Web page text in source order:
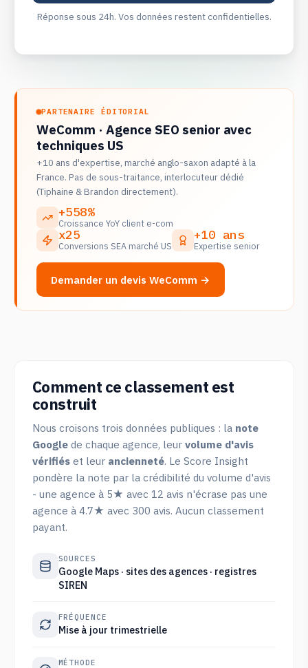
Réponse sous 24h. Vos données restent confidentielles.
PARTENAIRE ÉDITORIAL
WeComm · Agence SEO senior avec
techniques US
+10 ans d'expertise, marché anglo-saxon adapté à la
France. Pas de sous-traitance, interlocuteur dédié
(Tiphaine & Brandon directement).
+558%
Croissance YoY client e-com
x25
Conversions SEA marché US
+10 ans
Expertise senior
Demander un devis WeComm →
Comment ce classement est
construit
Nous croisons trois données publiques : la note
Googlede chaque agence, leur volume d'avis
vérifiéset leur ancienneté. Le Score Insight
pondère la note par la crédibilité du volume d'avis
- une agence à 5★ avec 12 avis n'écrase pas une
agence à 4.7★ avec 300 avis. Aucun classement
payant.
SOURCES
Google Maps · sites des agences · registres
SIREN
FRÉQUENCE
Mise à jour trimestrielle
MÉTHODE